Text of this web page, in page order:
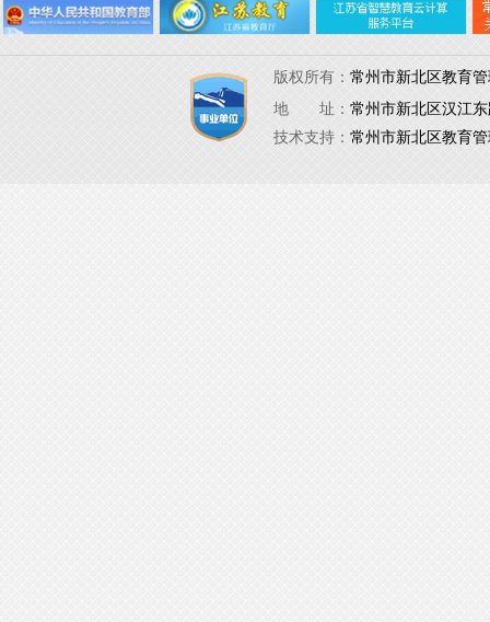
版权所有： 常州市新北区教育
地 址： 常州市新北区汉江
技术支持： 常州市新北区教育